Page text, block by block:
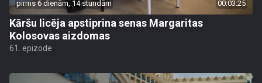
pirms 6 dienām, 14 stundām 00:03:25
Kāršu licēja apstiprina senas Margaritas
Kolosovas aizdomas
61. epizode